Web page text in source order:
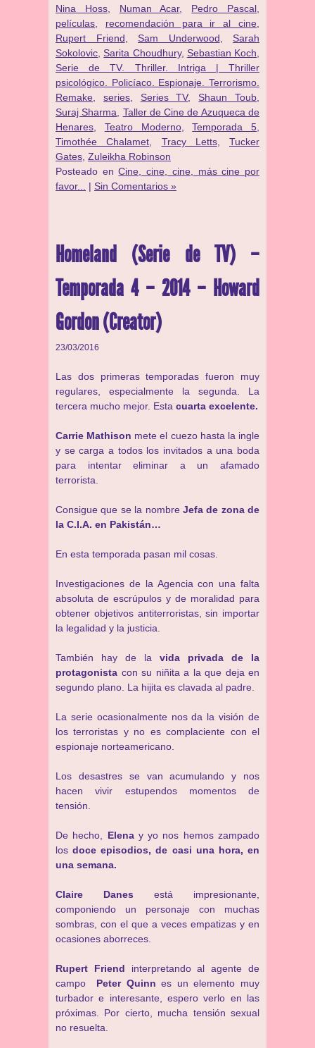
Nina Hoss, Numan Acar, Pedro Pascal
películas
recomendación para ir al cine
Rupert Friend
Sam Underwood
Sarah
Sokolovic Sarita Choudhury, Sebastian Koch
Serie de TV. Thriller. Intriga | Thriller
psicológico. Policíaco. Espionaje. Terrorismo.
Remake
series, Series TV, Shaun Toub
Suraj Sharma
Taller de Cine de Azuqueca de
Henares
Teatro Moderno,Temporada 5
Timothée Chalamet
Tracy Letts, Tucker
Gates Zuleikha Robinson
Posteado enCine, cine, cine, más cine por
favor...
| Sin Comentarios »
Homeland (Serie de TV) –
Temporada 4 – 2014 – Howard
Gordon (Creator)
23/03/2016
Las dos primeras temporadas fueron muy
regulares, especialmente la segunda. La
tercera mucho mejor. Esta cuarta excelente.
Carrie Mathison mete el cuezo hasta la ingle
y se carga a todos los invitados a una boda
para intentar eliminar a un afamado
terrorista.
Consigue que se la nombre Jefa de zona de
la C.I.A. en Pakistán…
En esta temporada pasan mil cosas.
Investigaciones de la Agencia con una falta
absoluta de escrúpulos y de moralidad para
obtener objetivos antiterroristas, sin importar
la legalidad y la justicia.
También hay de la vida privada de la
protagonista con su niñita a la que deja en
segundo plano. La hijita es clavada al padre.
La serie ocasionalmente nos da la visión de
los terroristas y no es complaciente con el
espionaje norteamericano.
Los desastres se van acumulando y nos
hacen vivir estupendos momentos de
tensión.
De hecho, Elenay yo nos hemos zampado
losdoce episodios, de casi una hora, en
una semana.
Claire Danes está impresionante,
componiendo un personaje con muchas
sombras, con el que a veces empatizas y en
ocasiones aborreces.
Rupert Friend interpretando al agente de
campo Peter Quinn es un elemento muy
turbador e interesante, espero verlo en las
próximas. Por cierto, mucha tensión sexual
no resuelta.